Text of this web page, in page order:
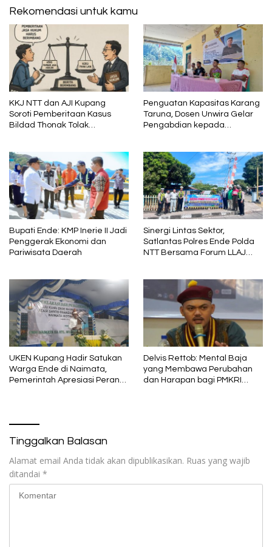
Rekomendasi untuk kamu
KKJ NTT dan AJI Kupang
Soroti Pemberitaan Kasus
Bildad Thonak Tolak
Penguatan Kapasitas Karang
Taruna, Dosen Unwira Gelar
Pengabdian kepada
Bupati Ende: KMP Inerie II Jadi
Penggerak Ekonomi dan
Pariwisata Daerah
Sinergi Lintas Sektor,
Satlantas Polres Ende Polda
NTT Bersama Forum LLAJ
UKEN Kupang Hadir Satukan
Warga Ende di Naimata,
Pemerintah Apresiasi Peran
Delvis Rettob: Mental Baja
yang Membawa Perubahan
dan Harapan bagi PMKRI
Tinggalkan Balasan
Alamat email Anda tidak akan dipublikasikan. Ruas yang wajib
ditandai *